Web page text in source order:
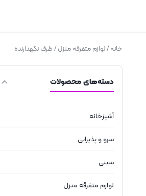
خانه/لوازم متفرقه منزل/ ظرف نگهدارنده
دسته‌های محصولات
آشپزخانه
سرو و پذیرایی
سینی
لوازم متفرقه منزل